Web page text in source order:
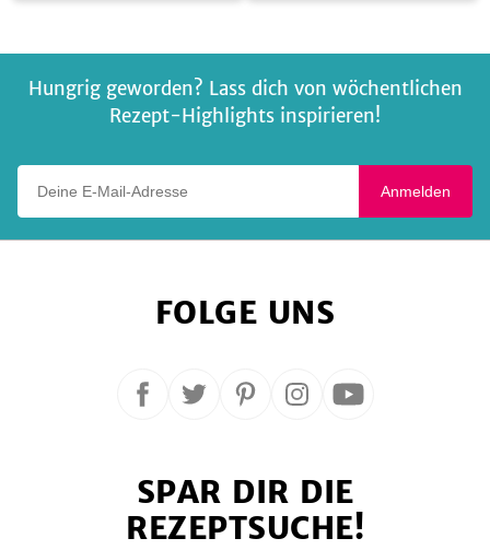
Hungrig geworden? Lass dich von wöchentlichen
Rezept-Highlights inspirieren!
Anmelden
FOLGE UNS
Folge
Facebook
Folge
Twitter
Folge
Pinterest
Folge
Instagram
Folge
YouTube
SPAR DIR DIE
REZEPTSUCHE!